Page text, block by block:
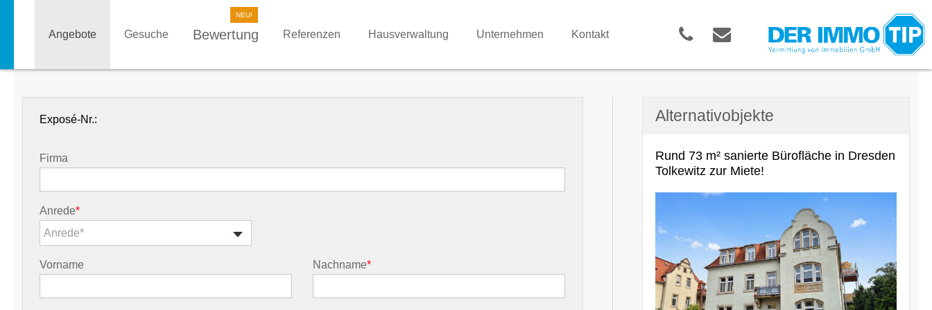
Angebote Gesuche Bewertung Referenzen Hausverwaltung Unternehmen Kontakt
Exposé-Nr.:
Firma
Anrede*
Anrede*
Vorname Nachname*
Alternativobjekte
Rund 73 m² sanierte Bürofläche in Dresden
Tolkewitz zur Miete!